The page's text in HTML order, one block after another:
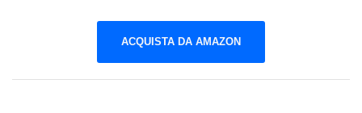
ACQUISTA DA AMAZON